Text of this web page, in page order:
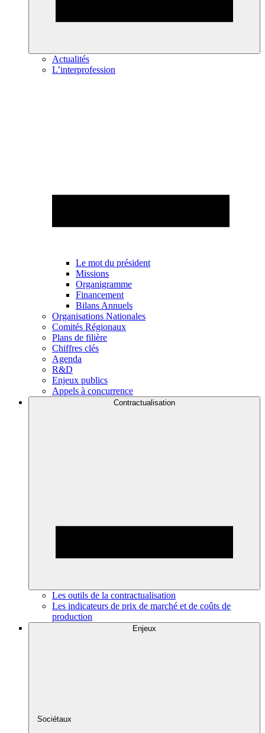
Actualités
L’interprofession
Le mot du président
Missions
Organigramme
Financement
Bilans Annuels
Organisations Nationales
Comités Régionaux
Plans de filière
Chiffres clés
Agenda
R&D
Enjeux publics
Appels à concurrence
Contractualisation
Les outils de la contractualisation
Les indicateurs de prix de marché et de coûts de
production
Enjeux
Sociétaux